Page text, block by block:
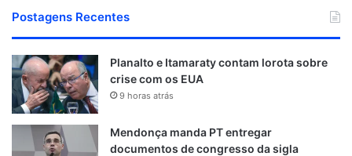
Postagens Recentes
Planalto e Itamaraty contam lorota sobre
crise com os EUA
9 horas atrás
Mendonça manda PT entregar
documentos de congresso da sigla